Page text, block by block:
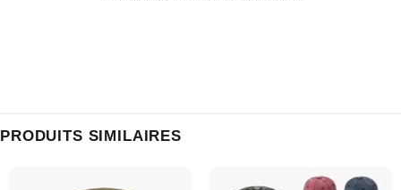
PRODUITS SIMILAIRES